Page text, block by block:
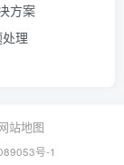
方案
理
站地图
号-1